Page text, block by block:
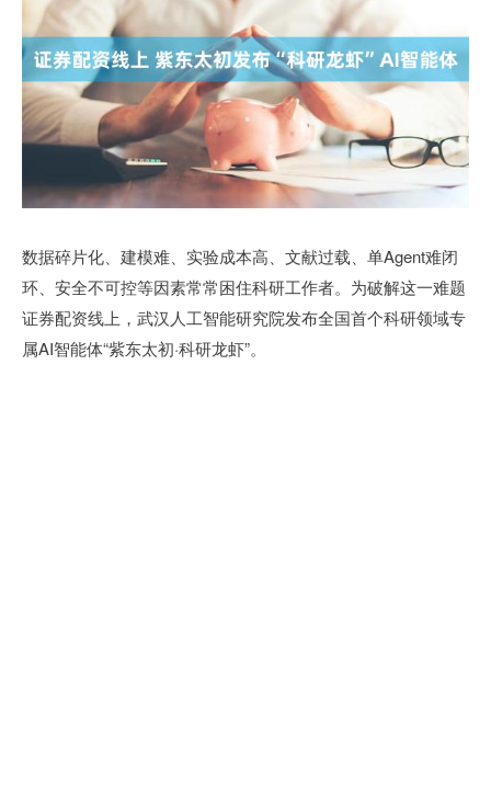
数据碎片化、建模难、实验成本高、文献过载、单Agent难闭
环、安全不可控等因素常常困住科研工作者。为破解这一难题
证券配资线上，武汉人工智能研究院发布全国首个科研领域专
属AI智能体“紫东太初·科研龙虾”。